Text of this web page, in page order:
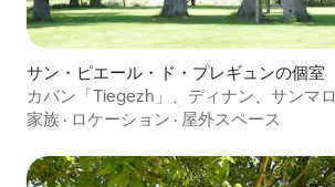
サン・ピエール・ド・プレギュンの個室
カバン「Tiegezh」、ディナン、サンマロ
家族 · ロケーション · 屋外スペース